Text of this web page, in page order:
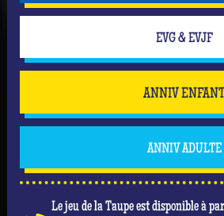
EVG & EVJF
ANNIV
ANNIV ADULTE
Le jeu de la Taupe est disponible à